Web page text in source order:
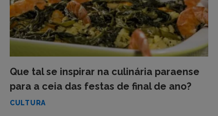
Que tal se inspirar na culinária paraense
para a ceia das festas de final de ano?
CULTURA